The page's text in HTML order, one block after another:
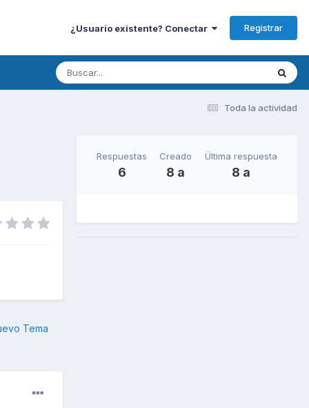
¿Usuario existente? Conectar Registrar
Toda la actividad
Tema
Respuestas
6
Creado
8 a
Última respuesta
8 a